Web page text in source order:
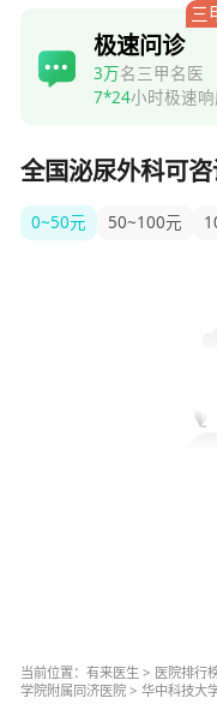
三
极速问诊
3万名三甲名医
7*24小时极速
全国泌尿外科可
0~50元 50~100元
当前位置： 有来医生 > 医院排行
学院附属同济医院 > 华中科技大